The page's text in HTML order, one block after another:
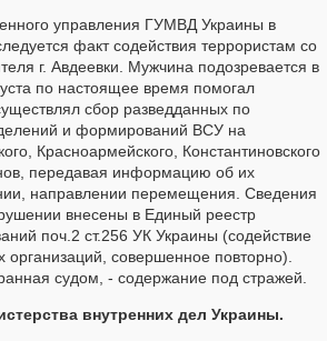
управления ГУМВД Украины в
факт содействия террористам со
г. Авдеевки. Мужчина подозревается в
по настоящее время помогал
сбор разведданных по
и формирований ВСУ на
Красноармейского, Константиновского
передавая информацию об их
направлении перемещения. Сведения
внесены в Единый реестр
поч.2 ст.256 УК Украины (содействие
организаций, совершенное повторно).
судом, - содержание под стражей.
внутренних дел Украины.